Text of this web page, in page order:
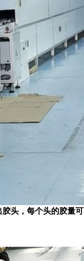
头，每个头的胶量可